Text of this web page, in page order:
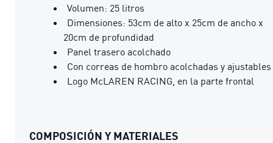
Volumen: 25 litros
Dimensiones: 53cm de alto x 25cm de ancho x
20cm de profundidad
Panel trasero acolchado
Con correas de hombro acolchadas y ajustables
Logo McLAREN RACING, en la parte frontal
COMPOSICIÓN Y MATERIALES